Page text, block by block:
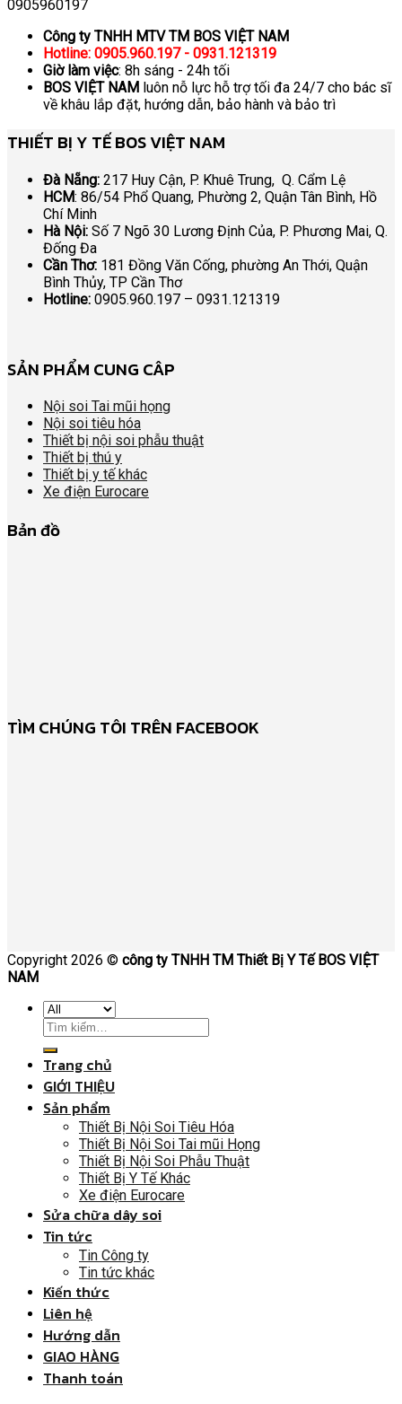
0905960197
Công ty TNHH MTV TM BOS VIỆT NAM
Hotline: 0905.960.197 - 0931.121319
Giờ làm việc: 8h sáng - 24h tối
BOS VIỆT NAM luôn nỗ lực hỗ trợ tối đa 24/7 cho bác sĩ
về khâu lắp đặt, hướng dẫn, bảo hành và bảo trì
THIẾT BỊ Y TẾ BOS VIỆT NAM
Đà Nẵng: 217 Huy Cận, P. Khuê Trung, Q. Cẩm Lệ
HCM: 86/54 Phổ Quang, Phường 2, Quận Tân Bình, Hồ
Chí Minh
Hà Nội: Số 7 Ngõ 30 Lương Định Của, P. Phương Mai, Q.
Đống Đa
Cần Thơ: 181 Đồng Văn Cống, phường An Thới, Quận
Bình Thủy, TP Cần Thơ
Hotline: 0905.960.197 – 0931.121319
SẢN PHẨM CUNG CÂP
Nội soi Tai mũi họng
Nội soi tiêu hóa
Thiết bị nội soi phẫu thuật
Thiết bị thú y
Thiết bị y tế khác
Xe điện Eurocare
Bản đồ
TÌM CHÚNG TÔI TRÊN FACEBOOK
Copyright 2026 © công ty TNHH TM Thiết Bị Y Tế BOS VIỆT
NAM
Trang chủ
GIỚI THIỆU
Sản phẩm
Thiết Bị Nội Soi Tiêu Hóa
Thiết Bị Nội Soi Tai mũi Họng
Thiết Bị Nội Soi Phẫu Thuật
Thiết Bị Y Tế Khác
Xe điện Eurocare
Sửa chữa dây soi
Tin tức
Tin Công ty
Tin tức khác
Kiến thức
Liên hệ
Hướng dẫn
GIAO HÀNG
Thanh toán